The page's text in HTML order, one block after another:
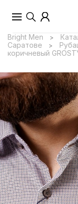
Bright Men >
Саратове
>
коричневый